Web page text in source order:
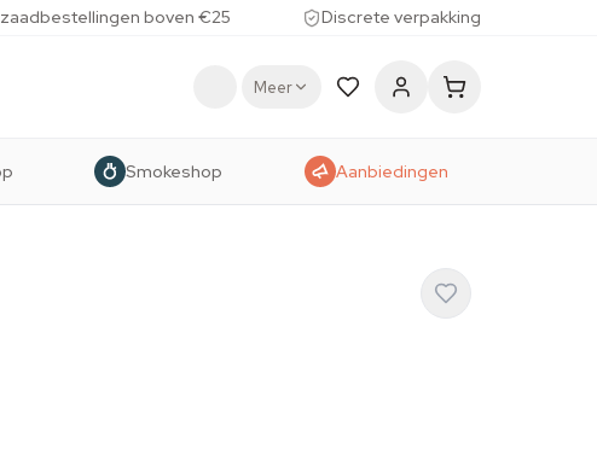
boven €25 Discrete verpakking
Meer
Smokeshop Aanbiedingen